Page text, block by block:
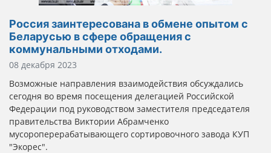
Россия заинтересована в обмене опытом с
Беларусью в сфере обращения с
коммунальными отходами.
Информация о материале
08 декабря 2023
Возможные направления взаимодействия обсуждались
сегодня во время посещения делегацией Российской
Федерации под руководством заместителя председателя
правительства Виктории Абрамченко
мусороперерабатывающего сортировочного завода КУП
"Экорес".